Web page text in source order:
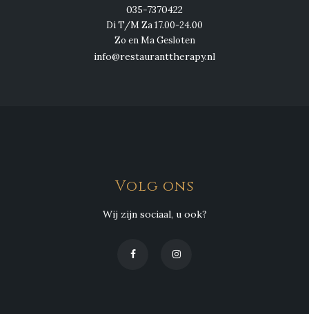
035-7370422
Di T/M Za 17.00-24.00
Zo en Ma Gesloten
info@restauranttherapy.nl
Volg ons
Wij zijn sociaal, u ook?